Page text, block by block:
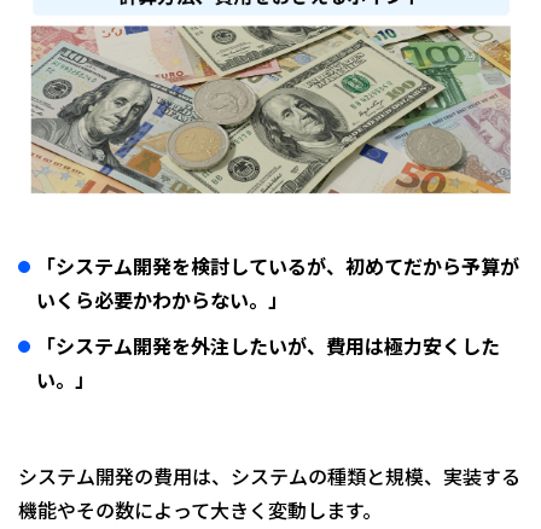
「システム開発を検討しているが、初めてだから予算が
いくら必要かわからない。」
「システム開発を外注したいが、費用は極力安くした
い。」
システム開発の費用は、システムの種類と規模、実装する
機能やその数によって大きく変動します。